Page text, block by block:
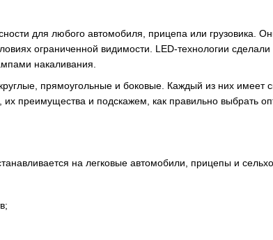
для любого автомобиля, прицепа или грузовика.
ограниченной видимости. LED-технологии
накаливания.
прямоугольные и боковые. Каждый из них имеет
преимущества и подскажем, как правильно выбрать
на легковые автомобили, прицепы и